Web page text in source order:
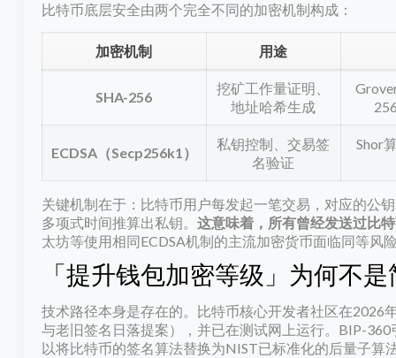
比特币底层安全由两个完全不同的加密机制构成：
加密机制 用途
SHA-256
挖矿工作量证明、
地址哈希生成
ECDSA（Secp256k1）
私钥控制、交易签
名验证
Shor
关键机制在于：比特币用户每发起一笔交易，对应的公
多项式时间推算出私钥。 这意味着，所有曾经发送过比
太坊等使用相同ECDSA机制的主流加密货币面临同等风
「提升钱包加密等级」为何不
技术路径本身是存在的。比特币核心开发者社区在
与老旧签名日落提案），并已在测试网上运行。BIP-
以将比特币的签名算法替换为NIST已标准化的后量子算